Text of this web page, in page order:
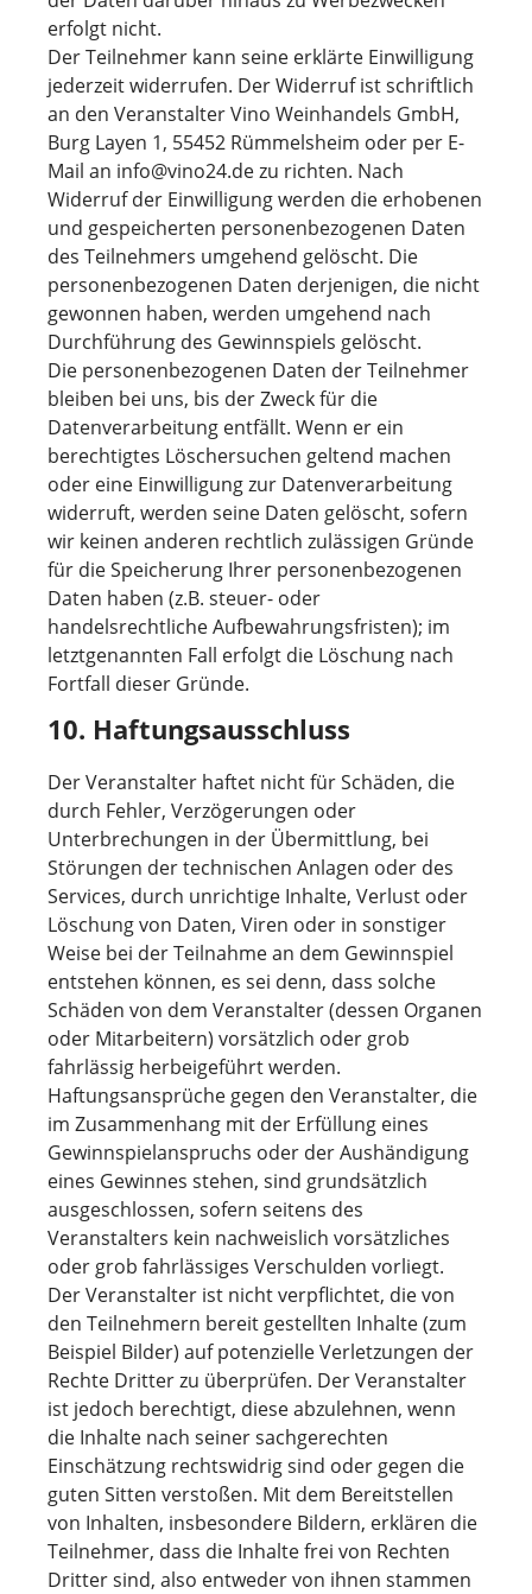
erfolgt nicht.
Der Teilnehmer kann seine erklärte Einwilligung
jederzeit widerrufen. Der Widerruf ist schriftlich
an den Veranstalter Vino Weinhandels GmbH,
Burg Layen 1, 55452 Rümmelsheim oder per E-
Mail an info@vino24.de zu richten. Nach
Widerruf der Einwilligung werden die erhobenen
und gespeicherten personenbezogenen Daten
des Teilnehmers umgehend gelöscht. Die
personenbezogenen Daten derjenigen, die nicht
gewonnen haben, werden umgehend nach
Durchführung des Gewinnspiels gelöscht.
Die personenbezogenen Daten der Teilnehmer
bleiben bei uns, bis der Zweck für die
Datenverarbeitung entfällt. Wenn er ein
berechtigtes Löschersuchen geltend machen
oder eine Einwilligung zur Datenverarbeitung
widerruft, werden seine Daten gelöscht, sofern
wir keinen anderen rechtlich zulässigen Gründe
für die Speicherung Ihrer personenbezogenen
Daten haben (z.B. steuer- oder
handelsrechtliche Aufbewahrungsfristen); im
letztgenannten Fall erfolgt die Löschung nach
Fortfall dieser Gründe.
10. Haftungsausschluss
Der Veranstalter haftet nicht für Schäden, die
durch Fehler, Verzögerungen oder
Unterbrechungen in der Übermittlung, bei
Störungen der technischen Anlagen oder des
Services, durch unrichtige Inhalte, Verlust oder
Löschung von Daten, Viren oder in sonstiger
Weise bei der Teilnahme an dem Gewinnspiel
entstehen können, es sei denn, dass solche
Schäden von dem Veranstalter (dessen Organen
oder Mitarbeitern) vorsätzlich oder grob
fahrlässig herbeigeführt werden.
Haftungsansprüche gegen den Veranstalter, die
im Zusammenhang mit der Erfüllung eines
Gewinnspielanspruchs oder der Aushändigung
eines Gewinnes stehen, sind grundsätzlich
ausgeschlossen, sofern seitens des
Veranstalters kein nachweislich vorsätzliches
oder grob fahrlässiges Verschulden vorliegt.
Der Veranstalter ist nicht verpflichtet, die von
den Teilnehmern bereit gestellten Inhalte (zum
Beispiel Bilder) auf potenzielle Verletzungen der
Rechte Dritter zu überprüfen. Der Veranstalter
ist jedoch berechtigt, diese abzulehnen, wenn
die Inhalte nach seiner sachgerechten
Einschätzung rechtswidrig sind oder gegen die
guten Sitten verstoßen. Mit dem Bereitstellen
von Inhalten, insbesondere Bildern, erklären die
Teilnehmer, dass die Inhalte frei von Rechten
Dritter sind, also entweder von ihnen stammen